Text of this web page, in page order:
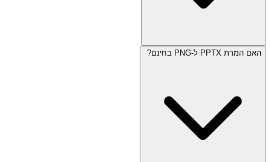
האם המרת PPTX ל-PNG בחינם?